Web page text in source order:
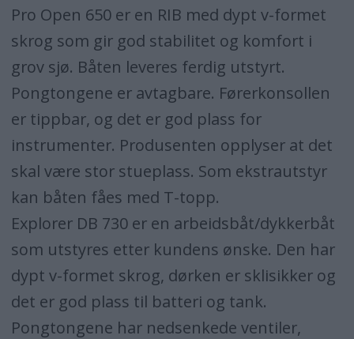
Pro Open 650 er en RIB med dypt v-formet
skrog som gir god stabilitet og komfort i
grov sjø. Båten leveres ferdig utstyrt.
Pongtongene er avtagbare. Førerkonsollen
er tippbar, og det er god plass for
instrumenter. Produsenten opplyser at det
skal være stor stueplass. Som ekstrautstyr
kan båten fåes med T-topp.
Explorer DB 730 er en arbeidsbåt/dykkerbåt
som utstyres etter kundens ønske. Den har
dypt v-formet skrog, dørken er sklisikker og
det er god plass til batteri og tank.
Pongtongene har nedsenkede ventiler,